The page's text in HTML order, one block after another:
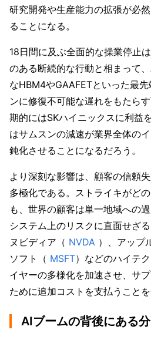
研究開発や生産能力の拡張が必
ることになる。
18日間に及ぶ全面的な操業停止
のある断続的な行動と相まって
なHBM4やGAAFETといった最
ンに修復不可能な遅れをもたら
期的にはSKハイニックスに利益
はサムスンの減速が業界全体の
鈍化させることになるだろう。
より深刻な影響は、顧客の信頼
多極化である。ストライキがど
も、世界の顧客は単一地域への
システム上のリスクに直面せざ
ヌビディア（ NVDA ）、アップ
ソフト（ MSFT）などのハイテ
イヤーの多様化を加速させ、サ
ために追加コストを支払うこと
AIブームの背後にある